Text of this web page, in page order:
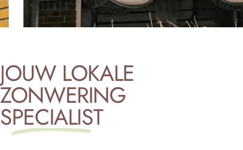
STERKZONWERINGEN
JOUW LOKALE
ZONWERING
SPECIALIST